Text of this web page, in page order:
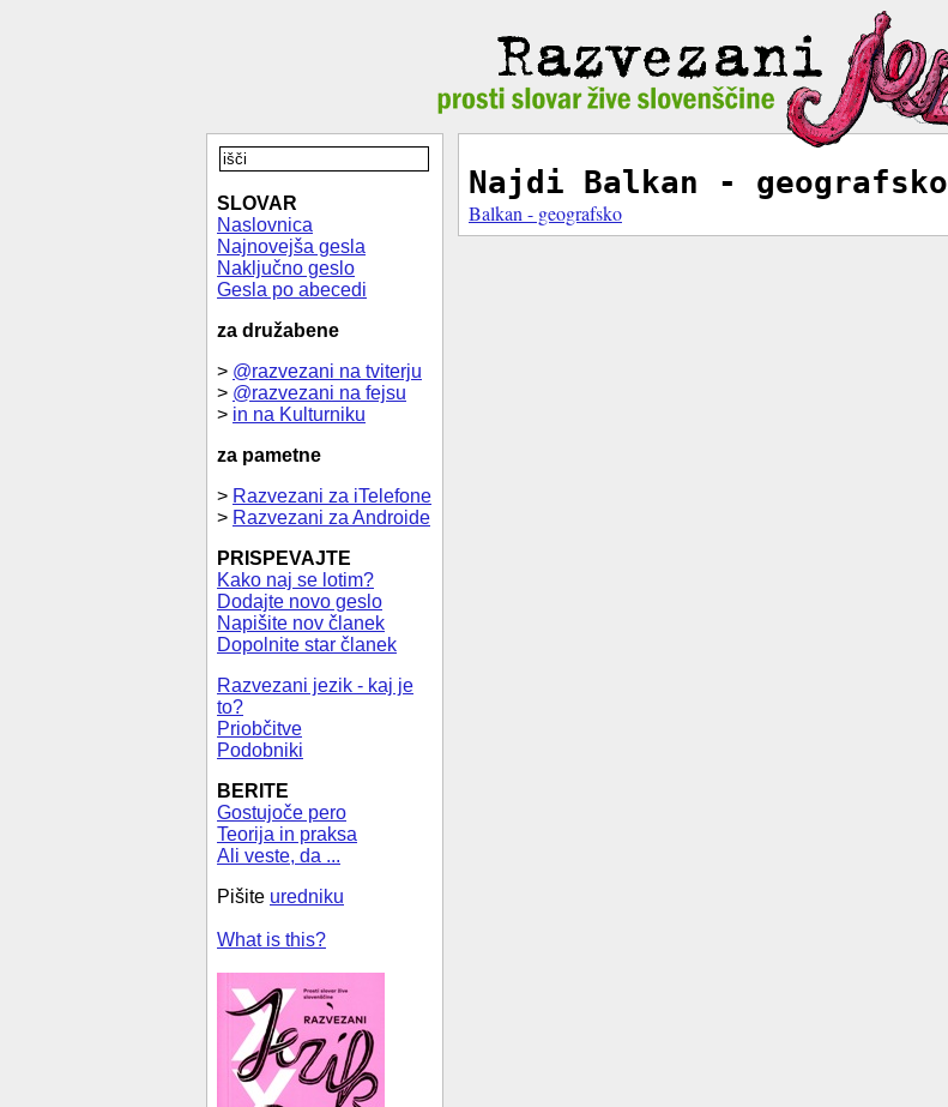
SLOVAR
Naslovnica
Najnovejša gesla
Naključno geslo
Gesla po abecedi
za družabene
> @razvezani na tviterju
> @razvezani na fejsu
> in na Kulturniku
za pametne
> Razvezani za iTelefone
> Razvezani za Androide
PRISPEVAJTE
Kako naj se lotim?
Dodajte novo geslo
Napišite nov članek
Dopolnite star članek
Razvezani jezik - kaj je
to?
Priobčitve
Podobniki
BERITE
Gostujoče pero
Teorija in praksa
Ali veste, da ...
Pišite uredniku
What is this?
Najdi Balkan - geografsko
Balkan - geografsko